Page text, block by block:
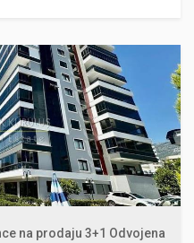
na prodaju 3+1 Odvojena